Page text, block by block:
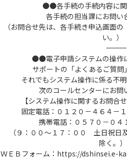
●●各手続の手続内容に
各手続の担当課にお問い
（お問合せ先は、各手続き申込画面
い。）
――――――――――――――――――――――――――――――――――――――――――――――――――
●●電子申請システムの操
サポートの「よくあるご質問
それでもシステム操作に係る不
次のコールセンターにお問
【システム操作に関するお問合
固定電話：０１２０－４６４－
携帯電話：０５７０－０４
（９：００～１７：００ 土日祝日
除く。）
ＷＥＢフォーム：https://dshinsei.e-